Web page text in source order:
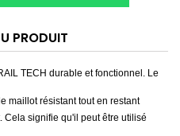
PRODUIT
TECH durable et fonctionnel. Le
maillot résistant tout en restant
Cela signifie qu'il peut être utilisé